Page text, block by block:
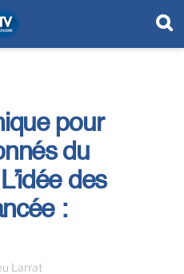
pour
du
des
:
Larrat